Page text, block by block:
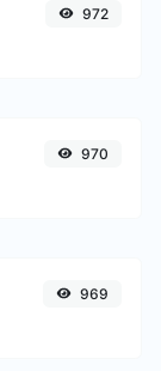
972
970
969